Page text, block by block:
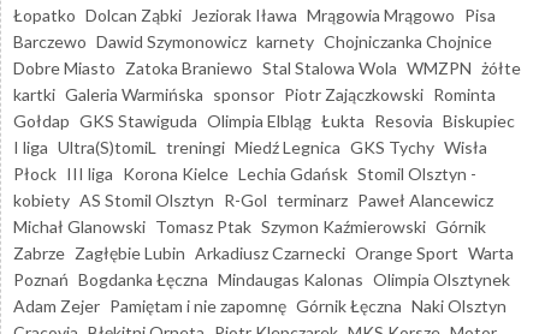
Łopatko Dolcan Ząbki Jeziorak Iława Mrągowia Mrągowo Pisa
Barczewo Dawid Szymonowicz karnety Chojniczanka Chojnice
Dobre Miasto Zatoka Braniewo Stal Stalowa Wola WMZPN żółte
kartki Galeria Warmińska sponsor Piotr Zajączkowski Rominta
Gołdap GKS Stawiguda Olimpia Elbląg Łukta Resovia Biskupiec
I liga Ultra(S)tomiL treningi Miedź Legnica GKS Tychy Wisła
Płock III liga Korona Kielce Lechia Gdańsk Stomil Olsztyn -
kobiety AS Stomil Olsztyn R-Gol terminarz Paweł Alancewicz
Michał Glanowski Tomasz Ptak Szymon Kaźmierowski Górnik
Zabrze Zagłębie Lubin Arkadiusz Czarnecki Orange Sport Warta
Poznań Bogdanka Łęczna Mindaugas Kalonas Olimpia Olsztynek
Adam Zejer Pamiętam i nie zapomnę Górnik Łęczna Naki Olsztyn